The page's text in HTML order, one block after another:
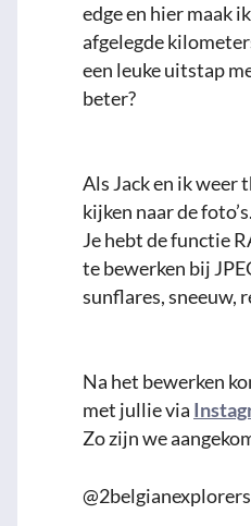
edge en hier maak
afgelegde
een leuke uitstap
beter?
Als Jack en ik weer
kijken naar de
Je hebt de functie
te bewerken bij
sunflares, sneeuw,
Na het bewerken
met jullie via
Zo zijn we